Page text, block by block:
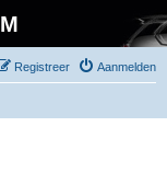
Aanmelden
Registreer